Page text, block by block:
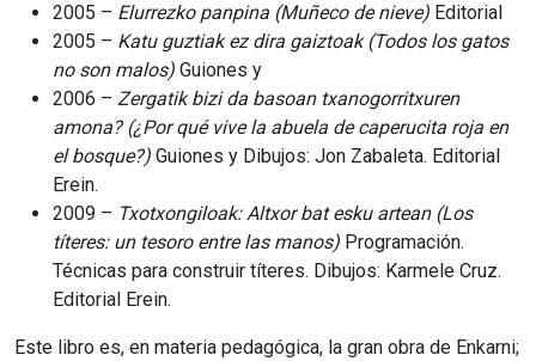
2005 – Elurrezko panpina (Muñeco de nieve) Editorial
2005 – Katu guztiak ez dira gaiztoak (Todos los gatos
no son malos) Guiones y
2006 – Zergatik bizi da basoan txanogorritxuren
amona?(¿Por qué vive la abuela de caperucita roja en
el bosque?) Guiones y Dibujos: Jon Zabaleta. Editorial
Erein.
2009 – Txotxongiloak: Altxor bat esku artean (Los
títeres: un tesoro entre las manos) Programación.
Técnicas para construir títeres. Dibujos: Karmele Cruz.
Editorial Erein.
Este libro es, en materia pedagógica, la gran obra de Enkarni;